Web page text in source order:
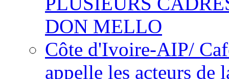
DON MELLO
Côte d'Ivoire-AIP/
appelle les acteurs de